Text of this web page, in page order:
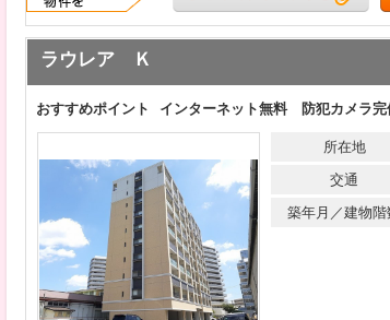
ラウレア Ｋ
おすすめポイント インターネット無料 防犯カメラ完
所在地
交通
築年月／建物階